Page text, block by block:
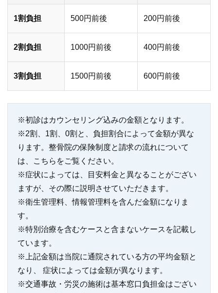
1割負担 500円前後 200円前後
2割負担 1000円前後 400円前後
3割負担 1500円前後 600円前後
※初診はカウンセリング込みの金額となります。
※2割、1割、0割と、負担割合によって金額が異な
ります。整骨院の保険制度と請求の流れについて
は、こちらをご覧ください。
※症状によっては、目安料金と異なることがござい
ますが、その際に説明させていただきます。
※衛生管理料、情報管理料を含んだ金額になりま
す。
※特別治療を含むケースと含まないケースを記載し
ています。
※上記金額は当院に通院されている方の平均金額と
なり、 症状によっては金額が異なります。
※交通事故・労災の施術は基本窓口負担金はござい